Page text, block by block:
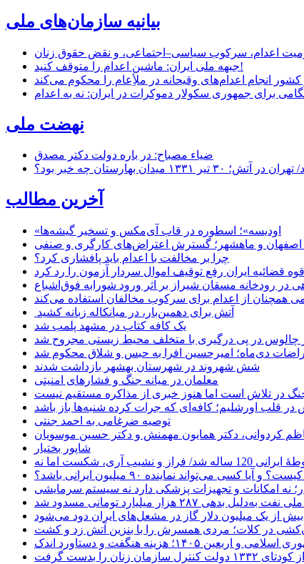
بیانیه سازمان‌های ملی
اعدام، سرکوب سیاسی–اجتماعی، و نقض حقوق زنان
جبهه ملی ایران: ماشین اعدام را متوقف کنید!
کشور انجام اعدام‌های وقیحانه در ملأِعام را محکوم می‌کند
برای جمهوری سکولار دموکرات در ایران: نه به اعدام
نهضت ملی
ضیاء مصباح: در باره دولت دکتر مصدق
بهارستان چه خبر بود؟
آخرین مطالب
«اودیسه»؛ اسطوره در قاب آی‌مکس و تسخیر گیشه‌ها
اصفهان و ماهشهر؛ گسترش اعتراض‌های کارگری و صنفی
چرا بر مخالفت با اعدام باید پافشاری کرد؟
قوه قضائیه ایران رفع توقیف اموال سردار آزمون را رد کرد
همچنان از اعدام برای سرکوب مخالفان استفاده می‌کند
آتش برای دهمین‌بار، در میانکاله زبانه کشید
یک کافه کتاب در مشهد پلمب شد
چالوس در پی درگیری با متخلف محیط زیستی مجروح شد
دی‌ماه؛ امیرحسین افرا به حبس و شلاق محکوم شد
شش شهروند در شهرستان بهشهر بازداشت شدند
معلمان در میانه جنگ و فشارهای امنیتی
در تلاش است اما هنوز خبری از مذاکره مستقیم نیست
قلب اورشلیم؛ کافه‌ای که جرات کرده شنبه‌ها باز باشد
توصیه ضرغامی به احمد جنتی
کردوانی، دکتر همایون مهمنش و دکتر حسین موسویان
شاپور بختیار
می‌تواند نماینده ۹۰ میلیون ایرانی باشد؟
نه امکانات و تجهیزات پزشکی دارد نه سیستم سرمایشی
۲۸۷ هزار میلیارد تومانی مسدود شد
از یک میلیون دلار گاز در مشعل‌های ایران دود می‌شود
در کلات؛ مردی همسرش را با بنزین آتش زد و کشت
و اربعین ۱۴۰۵؛ هزینه هنگفت و دستاورد اندک